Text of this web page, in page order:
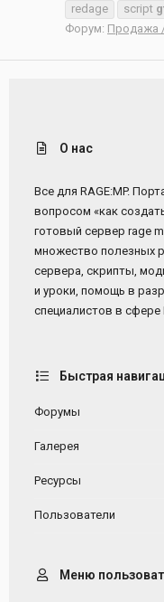
redage
script
Форум: Продажа
О нас
Все для RAGE:MP.
вопросом «как
готовый сервер rage
множество полезных
сервера, скрипты,
и уроки, помощь в
специалистов в сфере
Быстрая
Форумы
Галерея
Ресурсы
Пользователи
Меню